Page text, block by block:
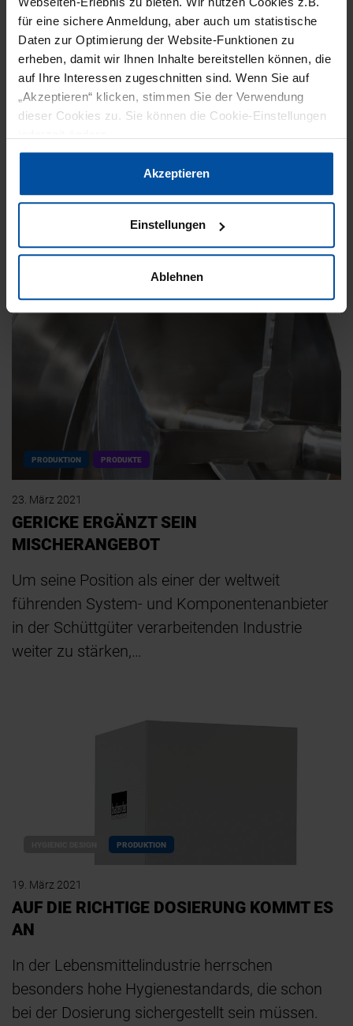
für eine sichere Anmeldung, aber auch um statistische
Daten zur Optimierung der Website-Funktionen zu
erheben, damit wir Ihnen Inhalte bereitstellen können, die
auf Ihre Interessen zugeschnitten sind. Wenn Sie auf
„Akzeptieren“ klicken, stimmen Sie der Verwendung
dieser Cookies zu. Sie können die Cookie-Einstellungen
Datenschutzerklärung|Impressum
Akzeptieren
Einstellungen
Ablehnen
PRODUKTION PRODUKTE
26. März 2021
SCHNELLE UND PRÄZISE ABFÜLLUNG
In hygienischen und aseptischen
Abfüllprozessen werden häufig
Drehkolbenpumpen eingesetzt. Mit dem vom
PRODUKTION PRODUKTE
23. März 2021
GERICKE ERGÄNZT SEIN
MISCHERANGEBOT
Um seine Position als einer der weltweit
führenden System- und Komponentenanbieter
in der Schüttgüter verarbeitenden Industrie
weiter zu stärken,…
PRODUKTION
19. März 2021
AUF DIE RICHTIGE DOSIERUNG KOMMT ES
AN
In der Lebensmittelindustrie herrschen
besonders hohe Hygienestandards, die schon
bei der Dosierung sichergestellt sein müssen.